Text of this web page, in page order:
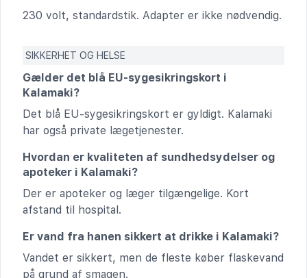
230 volt, standardstik. Adapter er ikke nødvendig.
SIKKERHET OG HELSE
Gælder det blå EU-sygesikringskort i
Kalamaki?
Det blå EU-sygesikringskort er gyldigt. Kalamaki
har også private lægetjenester.
Hvordan er kvaliteten af sundhedsydelser og
apoteker i Kalamaki?
Der er apoteker og læger tilgængelige. Kort
afstand til hospital.
Er vand fra hanen sikkert at drikke i Kalamaki?
Vandet er sikkert, men de fleste køber flaskevand
på grund af smagen.